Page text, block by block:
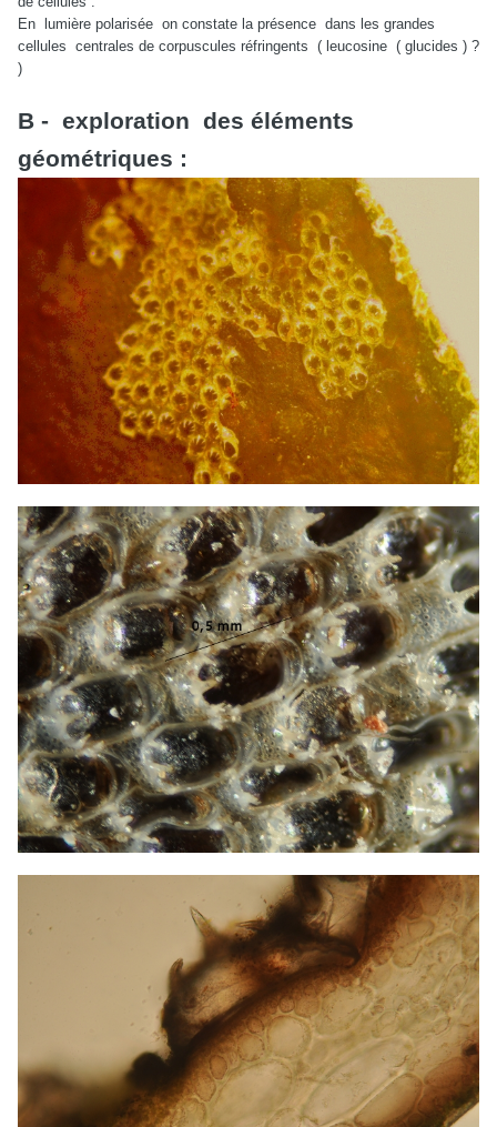
En lumière polarisée on constate la présence dans les grandes
cellules centrales de corpuscules réfringents ( leucosine ( glucides ) ?
)
B - exploration des éléments
géométriques :